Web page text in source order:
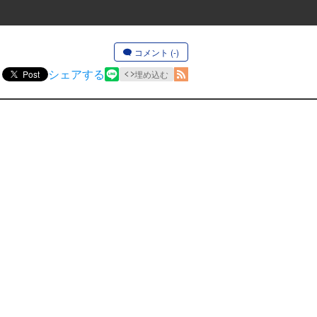
コメント (-)
Post シェアする 埋め込む